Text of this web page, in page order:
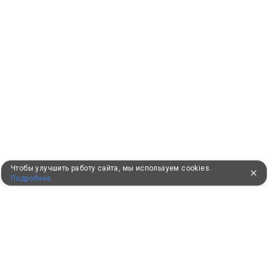
Чтобы улучшить работу сайта, мы используем cookies.
Подробнее